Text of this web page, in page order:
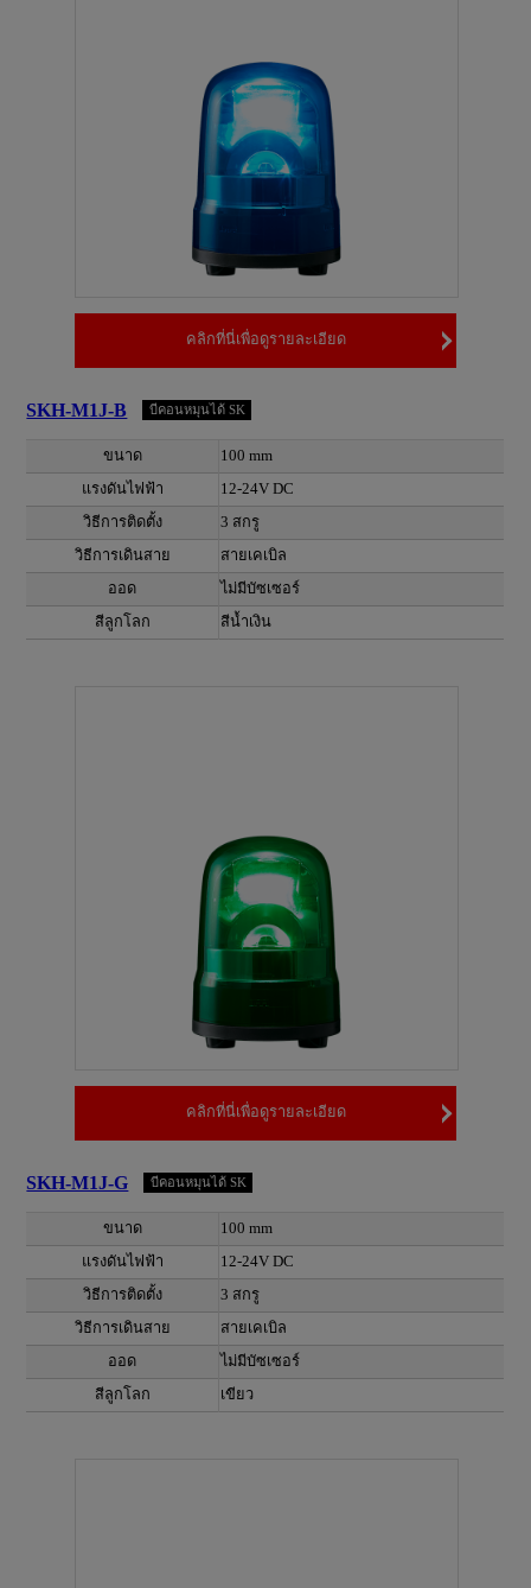
คลิกที่นี่เพื่อดูรายละเอียด
SKH-M1J-B บีคอนหมุนได้ SK
ขนาด
100 mm
แรงดันไฟฟ้า
12-24V DC
วิธีการติดตั้ง
3 สกรู
วิธีการเดินสาย
สายเคเบิล
ออด
ไม่มีบัซเซอร์
สีลูกโลก
สีน้ำเงิน
คลิกที่นี่เพื่อดูรายละเอียด
SKH-M1J-G บีคอนหมุนได้ SK
ขนาด
100 mm
แรงดันไฟฟ้า
12-24V DC
วิธีการติดตั้ง
3 สกรู
วิธีการเดินสาย
สายเคเบิล
ออด
ไม่มีบัซเซอร์
สีลูกโลก
เขียว